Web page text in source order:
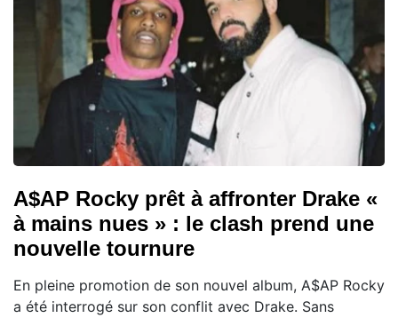
A$AP Rocky prêt à affronter Drake «
à mains nues » : le clash prend une
nouvelle tournure
En pleine promotion de son nouvel album, A$AP Rocky
a été interrogé sur son conflit avec Drake. Sans